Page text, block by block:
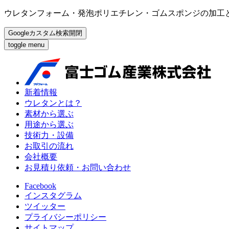
ウレタンフォーム・発泡ポリエチレン・ゴムスポンジの加工
Googleカスタム検索開閉
toggle menu
新着情報
ウレタンとは？
素材から選ぶ
用途から選ぶ
技術力・設備
お取引の流れ
会社概要
お見積り依頼・お問い合わせ
Facebook
インスタグラム
ツイッター
プライバシーポリシー